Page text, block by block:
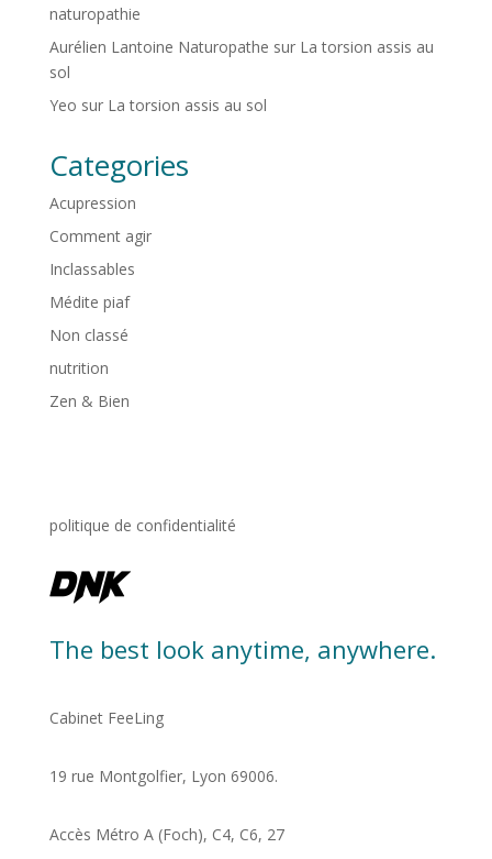
naturopathie
Aurélien Lantoine Naturopathe sur La torsion assis au
sol
Yeo sur La torsion assis au sol
Categories
Acupression
Comment agir
Inclassables
Médite piaf
Non classé
nutrition
Zen & Bien
politique de confidentialité
The best look anytime, anywhere.
Cabinet FeeLing
19 rue Montgolfier, Lyon 69006.
Accès Métro A (Foch), C4, C6, 27